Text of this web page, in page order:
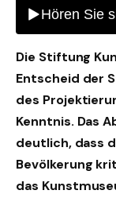
Die Stiftung
Entscheid der
des
Kenntnis. Das
deutlich, dass
Bevölkerung
das